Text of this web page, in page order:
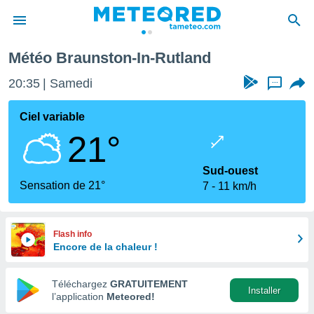
de
en
Météo Braunston-In-Rutland
20:35 Samedi ...
Ciel variable
21°
Sensation de 21°
Sud-ouest
7
11 km/h
Flash info
Encore de la chaleur !
Téléchargez GRATUITEMENT
l’application Meteored!
Installer